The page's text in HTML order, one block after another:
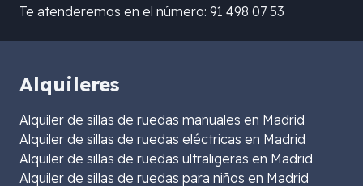
Te atenderemos en el número: 91 498 07 53
Alquileres
Alquiler de sillas de ruedas manuales en Madrid
Alquiler de sillas de ruedas eléctricas en Madrid
Alquiler de sillas de ruedas ultraligeras en Madrid
Alquiler de sillas de ruedas para niños en Madrid